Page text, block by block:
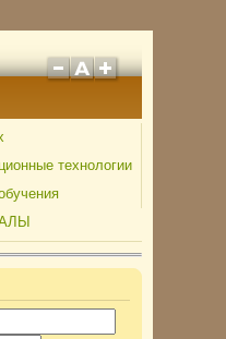
технологии